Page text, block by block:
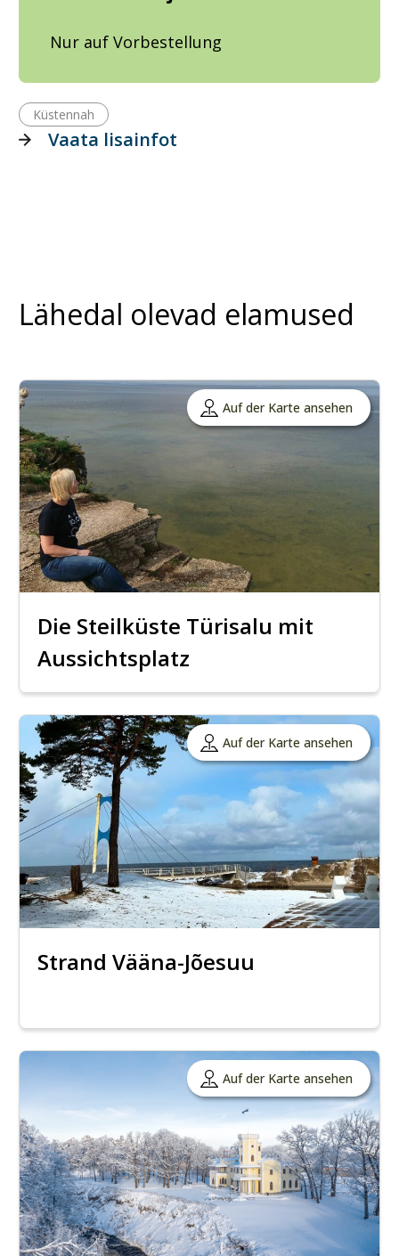
Nur auf Vorbestellung
Küstennah
Vaata lisainfot
Lähedal olevad elamused
Auf der Karte ansehen
Die Steilküste Türisalu mit
Aussichtsplatz
Auf der Karte ansehen
Strand Vääna-Jõesuu
Auf der Karte ansehen